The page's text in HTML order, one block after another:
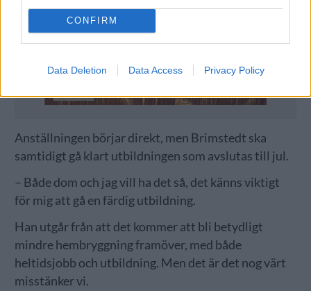
CONFIRM
Data Deletion Data Access Privacy Policy
Anställningen börjar direkt, men Brimstedt ska
samtidigt gå klart utbildningen som avslutas till jul.
– Både dom och jag vill ha det så, det känns viktigt
för mig att gå en färdig utbildning.
Han utgår från att det kommer att bli betydligt
mindre hembryggning framöver, med både
heltidsjobb och utbildning. Men det är det nog värt
misstänker vi.